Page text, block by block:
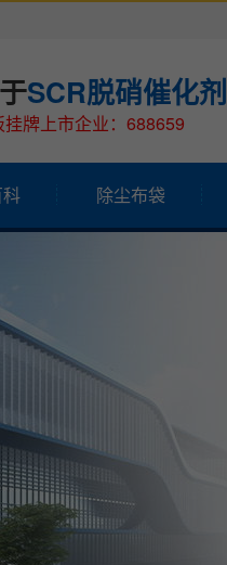
SCR脱硝催化剂
挂牌上市企业：688659
除尘布袋